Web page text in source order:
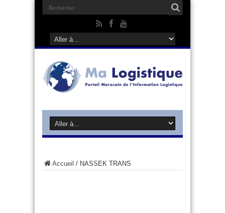
Accueil / NASSEK TRANS